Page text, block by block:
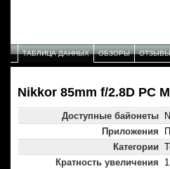
ТАБЛИЦА ДАННЫХ ОБЗОРЫ
Nikkor 85mm f/2.8D PC
Доступные байонеты
Приложения
Категории
Кратность увеличения